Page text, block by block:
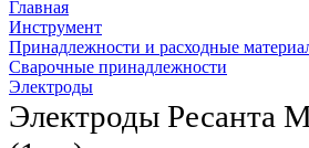
Главная
Инструмент
Принадлежности и расходные
Сварочные принадлежности
Электроды
Электроды Ресанта